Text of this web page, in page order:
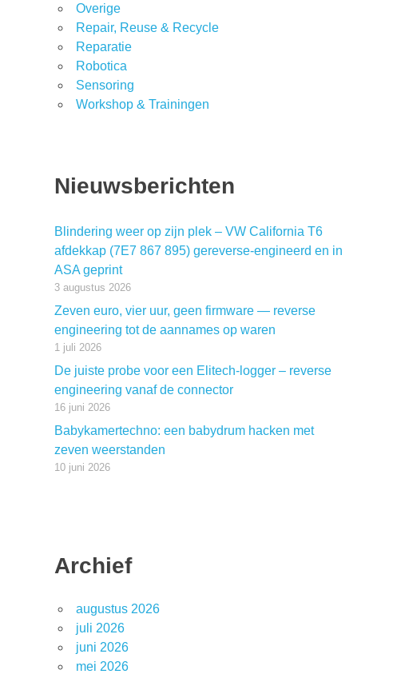
Overige
Repair, Reuse & Recycle
Reparatie
Robotica
Sensoring
Workshop & Trainingen
Nieuwsberichten
Blindering weer op zijn plek – VW California T6
afdekkap (7E7 867 895) gereverse-engineerd en in
ASA geprint
3 augustus 2026
Zeven euro, vier uur, geen firmware — reverse
engineering tot de aannames op waren
1 juli 2026
De juiste probe voor een Elitech-logger – reverse
engineering vanaf de connector
16 juni 2026
Babykamertechno: een babydrum hacken met
zeven weerstanden
10 juni 2026
Archief
augustus 2026
juli 2026
juni 2026
mei 2026